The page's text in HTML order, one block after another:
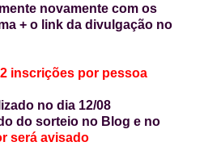
novamente com os
+ o link da divulgação no
inscrições por pessoa
no dia 12/08
do sorteio no Blog e no
será avisado